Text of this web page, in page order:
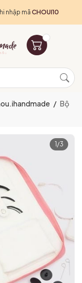
nhập mã CHOUI10
/ Bộ
1 /3